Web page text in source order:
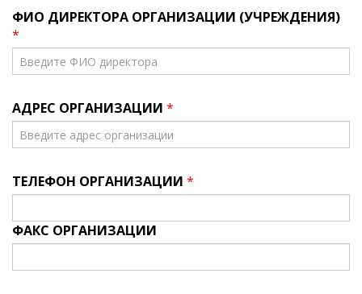
ФИО ДИРЕКТОРА ОРГАНИЗАЦИИ (УЧРЕЖДЕНИЯ)
*
АДРЕС ОРГАНИЗАЦИИ *
ТЕЛЕФОН ОРГАНИЗАЦИИ *
ФАКС ОРГАНИЗАЦИИ